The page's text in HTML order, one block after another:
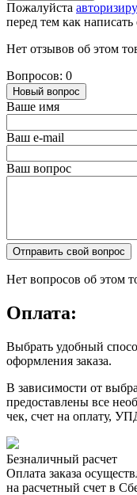
Пожалуйста
перед тем как написать
Нет отзывов об этом
Вопросов: 0
Новый вопрос
Ваше имя
Ваш e-mail
Ваш вопрос
Отправить свой вопрос
Нет вопросов об этом
Оплата:
Выбрать удобный
оформления заказа.
В зависимости от
предоставлены все
чек, счет на оплату,
Безналичный расчет
Оплата заказа
на расчетный счет в